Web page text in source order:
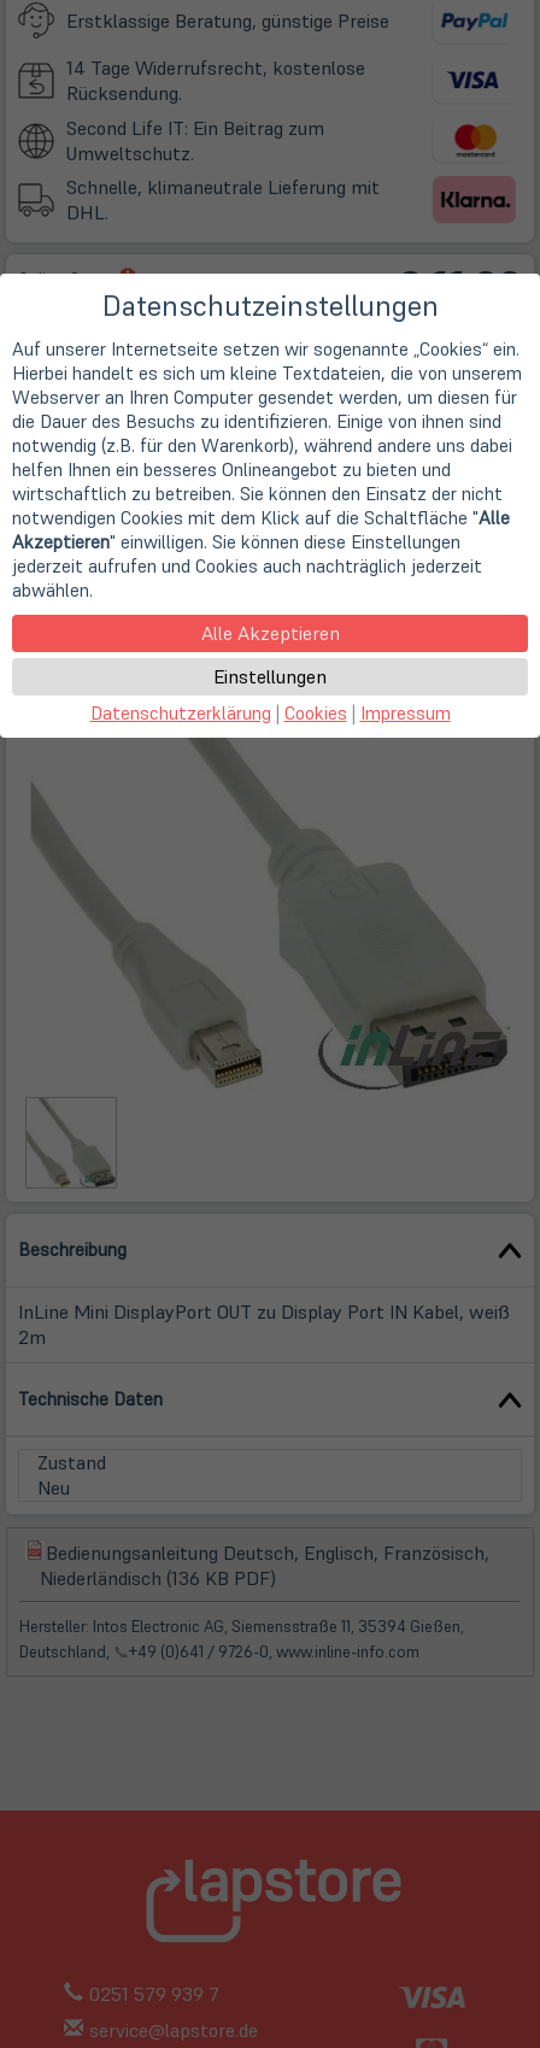
Erstklassige Beratung, günstige Preise
14 Tage Widerrufsrecht, kostenlose
Rücksendung.
Second Life IT: Ein Beitrag zum
Umweltschutz.
Schnelle, klimaneutrale Lieferung mit
DHL.
Online Store:
(öffnet
in
neuem
Tab)
Leider ausverkauft! € 11,90
inkl. USt zzgl.
Varianten / optischer Zustand
5m - schwarz
13,90 €
2m - schwarz
11,90 €
0,5m - schwarz
7,90 €
Beschreibung
InLine Mini DisplayPort OUT zu Display Port IN Kabel, weiß
2m
Technische Daten
Zustand
Neu
(öffnet
in
neuem
Tab)
Bedienungsanleitung Deutsch, Englisch, Französisch,
Niederländisch (136 KB PDF)
in
neuem
Tab)
Hersteller: Intos Electronic AG, Siemensstraße 11, 35394 Gießen,
Deutschland, 📞+49 (0)641 / 9726-0, www.inline-info.com
0251 579 939 7
service@lapstore.de
Datenschutzeinstellungen
Auf unserer Internetseite setzen wir sogenannte „Cookies“ ein.
Hierbei handelt es sich um kleine Textdateien, die von unserem
Webserver an Ihren Computer gesendet werden, um diesen für
die Dauer des Besuchs zu identifizieren. Einige von ihnen sind
notwendig (z.B. für den Warenkorb), während andere uns dabei
helfen Ihnen ein besseres Onlineangebot zu bieten und
wirtschaftlich zu betreiben. Sie können den Einsatz der nicht
notwendigen Cookies mit dem Klick auf die Schaltfläche "Alle
Akzeptieren" einwilligen. Sie können diese Einstellungen
jederzeit aufrufen und Cookies auch nachträglich jederzeit
abwählen.
Alle Akzeptieren
Einstellungen
Datenschutzerklärung | Cookies | Impressum